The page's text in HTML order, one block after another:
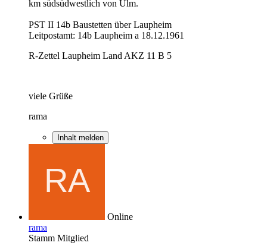
km südsüdwestlich von Ulm.
PST II 14b Baustetten über Laupheim
Leitpostamt: 14b Laupheim a 18.12.1961
R-Zettel Laupheim Land AKZ 11 B 5
viele Grüße
rama
Inhalt melden
Online
rama
Stamm Mitglied